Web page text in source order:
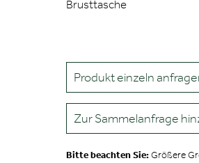
Brusttasche
Produkt einzeln
Zur Sammelanfrage
Bitte beachten Sie:Größere